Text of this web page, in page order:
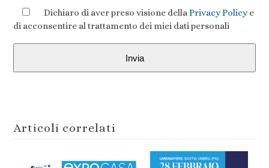
Dichiaro di aver preso visione dellaPrivacy Policye
di acconsentire al trattamento dei miei dati personali
Articoli correlati